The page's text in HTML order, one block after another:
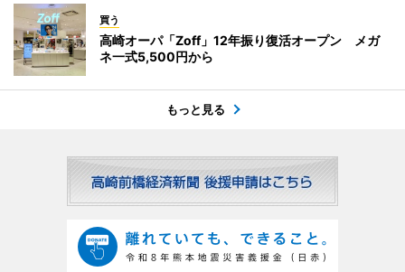
買う
高崎オーパ「Zoff」12年振り復活オープン メガ
ネ一式5,500円から
もっと見る